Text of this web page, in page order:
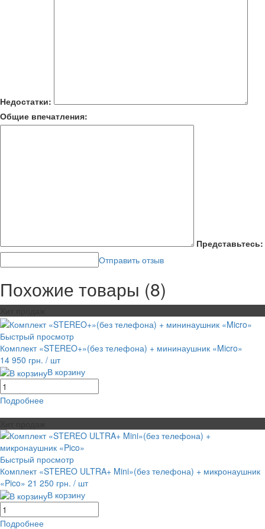
Недостатки:
Общие впечатления:
Представьтесь:
Отправить отзыв
Похожие товары (8)
Быстрый просмотр
Комплект «STEREO+»(без телефона) + мининаушник «Micro»
14 950 грн. / шт
В корзину
Подробнее
Быстрый просмотр
Комплект «STEREO ULTRA+ Mini»(без телефона) + микронаушник
«Pico» 21 250 грн. / шт
В корзину
Подробнее